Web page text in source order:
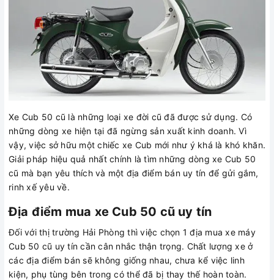
Xe Cub 50 cũ là những loại xe đời cũ đã được sử dụng. Có
những dòng xe hiện tại đã ngừng sản xuất kinh doanh. Vì
vậy, việc sở hữu một chiếc xe Cub mới như ý khá là khó khăn.
Giải pháp hiệu quả nhất chính là tìm những dòng xe Cub 50
cũ mà bạn yêu thích và một địa điểm bán uy tín để gửi gắm,
rinh xế yêu về.
Địa điểm mua xe Cub 50 cũ uy tín
Đối với thị trường Hải Phòng thì việc chọn 1 địa mua xe máy
Cub 50 cũ uy tín cần cân nhắc thận trọng. Chất lượng xe ở
các địa điểm bán sẽ không giống nhau, chưa kể việc linh
kiện, phụ tùng bên trong có thể đã bị thay thế hoàn toàn.